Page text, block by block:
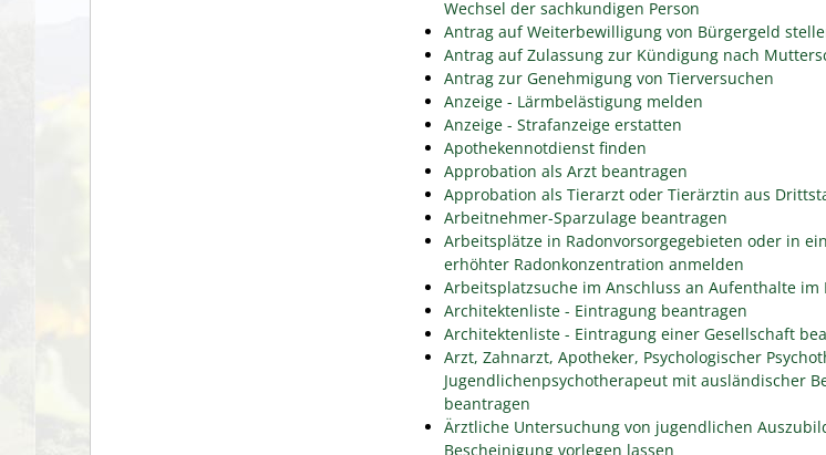
Wechsel der sachkundigen Person
Antrag auf Weiterbewilligung von Bürgergeld
Antrag auf Zulassung zur Kündigung nach
Antrag zur Genehmigung von Tierversuchen
Anzeige - Lärmbelästigung melden
Anzeige - Strafanzeige erstatten
Apothekennotdienst finden
Approbation als Arzt beantragen
Approbation als Tierarzt oder Tierärztin aus
Arbeitnehmer-Sparzulage beantragen
Arbeitsplätze in Radonvorsorgegebieten oder in
erhöhter Radonkonzentration anmelden
Arbeitsplatzsuche im Anschluss an Aufenthalte im
Architektenliste - Eintragung beantragen
Architektenliste - Eintragung einer Gesellschaft
Arzt, Zahnarzt, Apotheker, Psychologischer
Jugendlichenpsychotherapeut mit ausländischer
beantragen
Ärztliche Untersuchung von jugendlichen
Bescheinigung vorlegen lassen